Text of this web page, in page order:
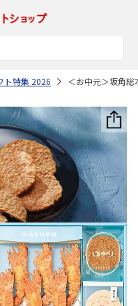
ト特集 2026 ＜お中元＞坂角